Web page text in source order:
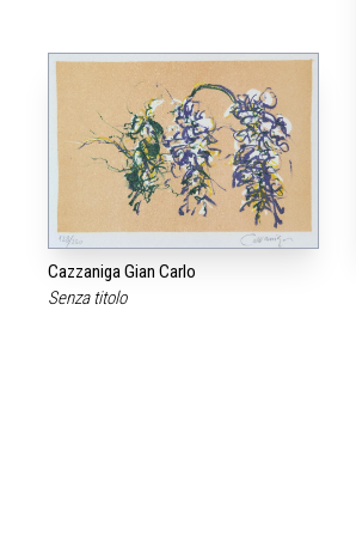
Cazzaniga Gian Carlo
Senza titolo